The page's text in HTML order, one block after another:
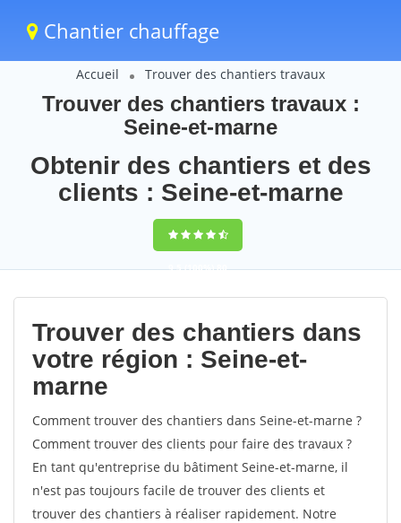
Chantier chauffage
Accueil Trouver des chantiers travaux
Trouver des chantiers travaux :
Seine-et-marne
Obtenir des chantiers et des
clients : Seine-et-marne
9,5(100%)80
votes
Trouver des chantiers dans
votre région : Seine-et-
marne
Comment trouver des chantiers dans Seine-et-marne ?
Comment trouver des clients pour faire des travaux ?
En tant qu'entreprise du bâtiment Seine-et-marne, il
n'est pas toujours facile de trouver des clients et
trouver des chantiers à réaliser rapidement. Notre